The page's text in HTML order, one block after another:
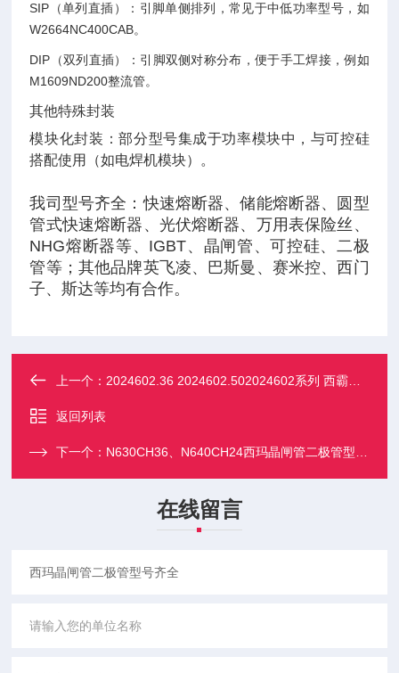
SIP（单列直插）‌：引脚单侧排列，常见于中低功率型号，如
W2664NC400CAB‌。
DIP（双列直插）‌：引脚双侧对称分布，便于手工焊接，例如
M1609ND200整流管‌。
其他特殊封装‌
模块化封装‌：部分型号集成于功率模块中，与可控硅
搭配使用（如电焊机模块）‌。
我司型号齐全：快速熔断器、储能熔断器、圆型
管式快速熔断器、光伏熔断器、万用表保险丝、
NHG熔断器等、IGBT、晶闸管、可控硅、二极
管等；其他品牌英飞凌、巴斯曼、赛米控、西门
子、斯达等均有合作。
上一个： 2024602.36 2024602.502024602系列 西霸低压熔断器
返回列表
下一个： N630CH36、N640CH24西玛晶闸管二极管型号齐全
在线留言